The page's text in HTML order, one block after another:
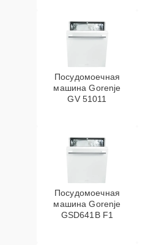
Посудомоечная
машина Gorenje
GV 51011
Посудомоечная
машина Gorenje
GSD641B F1